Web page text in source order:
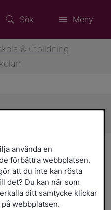
Sök Meny
& utbildning
förskolor står
barn mellan ett
utvecklas i en
använda en
förbättra webbplatsen.
att du inte kan rösta
det? Du kan när som
ditt samtycke klickar
på webbplatsen.